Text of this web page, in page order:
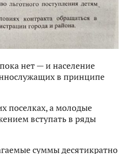
нет — и население
в принципе
поселках, а молодые
вступать в ряды
суммы десятикратно